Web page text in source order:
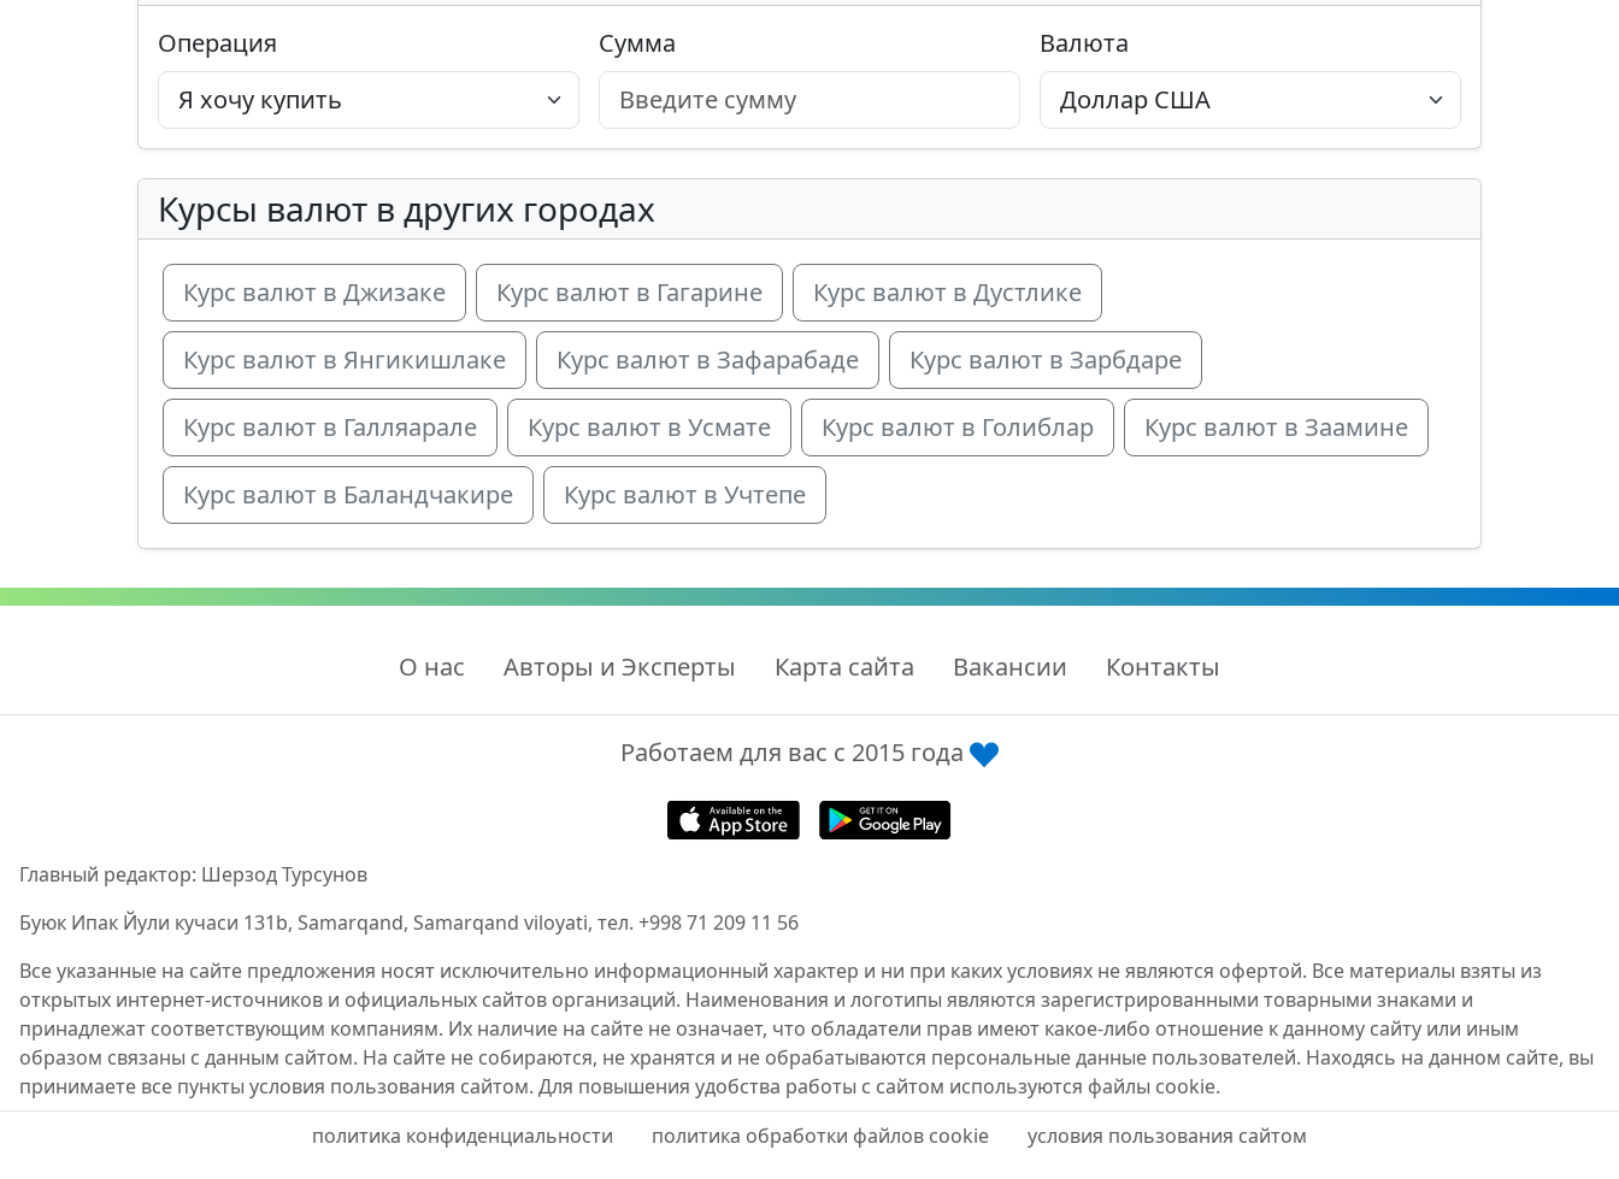
Операция Сумма Валюта
Курсы валют в других городах
Курс валют в Джизаке Курс валют в Гагарине Курс валют в Дустлике
Курс валют в Янгикишлаке Курс валют в Зафарабаде Курс валют в Зарбдаре
Курс валют в Галляарале Курс валют в Усмате Курс валют в Голиблар Курс валют в Заамине
Курс валют в Баландчакире Курс валют в Учтепе
О нас Авторы и Эксперты Карта сайта Вакансии Контакты
Работаем для вас с 2015 года
Главный редактор: Шерзод Турсунов
Буюк Ипак Йули кучаси 131b, Samarqand, Samarqand viloyati, тел. +998 71 209 11 56
Все указанные на сайте предложения носят исключительно информационный характер и ни при каких условиях не являются офертой. Все материалы взяты из
открытых интернет-источников и официальных сайтов организаций. Наименования и логотипы являются зарегистрированными товарными знаками и
принадлежат соответствующим компаниям. Их наличие на сайте не означает, что обладатели прав имеют какое-либо отношение к данному сайту или иным
образом связаны с данным сайтом. На сайте не собираются, не хранятся и не обрабатываются персональные данные пользователей. Находясь на данном сайте, вы
принимаете все пункты условия пользования сайтом. Для повышения удобства работы с сайтом используются файлы cookie.
политика конфиденциальности
политика обработки файлов cookie условия пользования сайтом